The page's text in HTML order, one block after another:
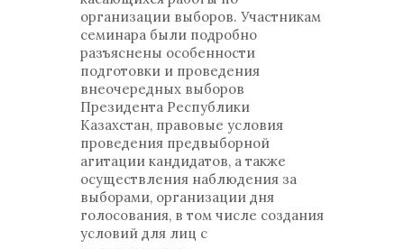
организации выборов. Участникам
семинара были подробно
разъяснены особенности
подготовки и проведения
внеочередных выборов
Президента Республики
Казахстан, правовые условия
проведения предвыборной
агитации кандидатов, а также
осуществления наблюдения за
выборами, организации дня
голосования, в том числе создания
условий для лиц с